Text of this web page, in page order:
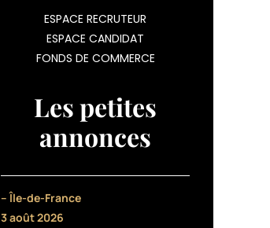
ESPACE RECRUTEUR
ESPACE CANDIDAT
FONDS DE COMMERCE
Les petites
annonces
– Île-de-France
3 août 2026